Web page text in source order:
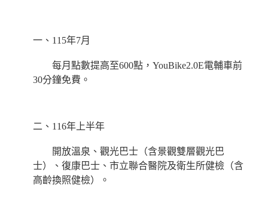
一、115年7月
每月點數提高至600點，YouBike2.0E電輔車前
30分鐘免費。
二、116年上半年
開放溫泉、觀光巴士（含景觀雙層觀光巴
士）、復康巴士、市立聯合醫院及衛生所健檢（含
高齡換照健檢）。